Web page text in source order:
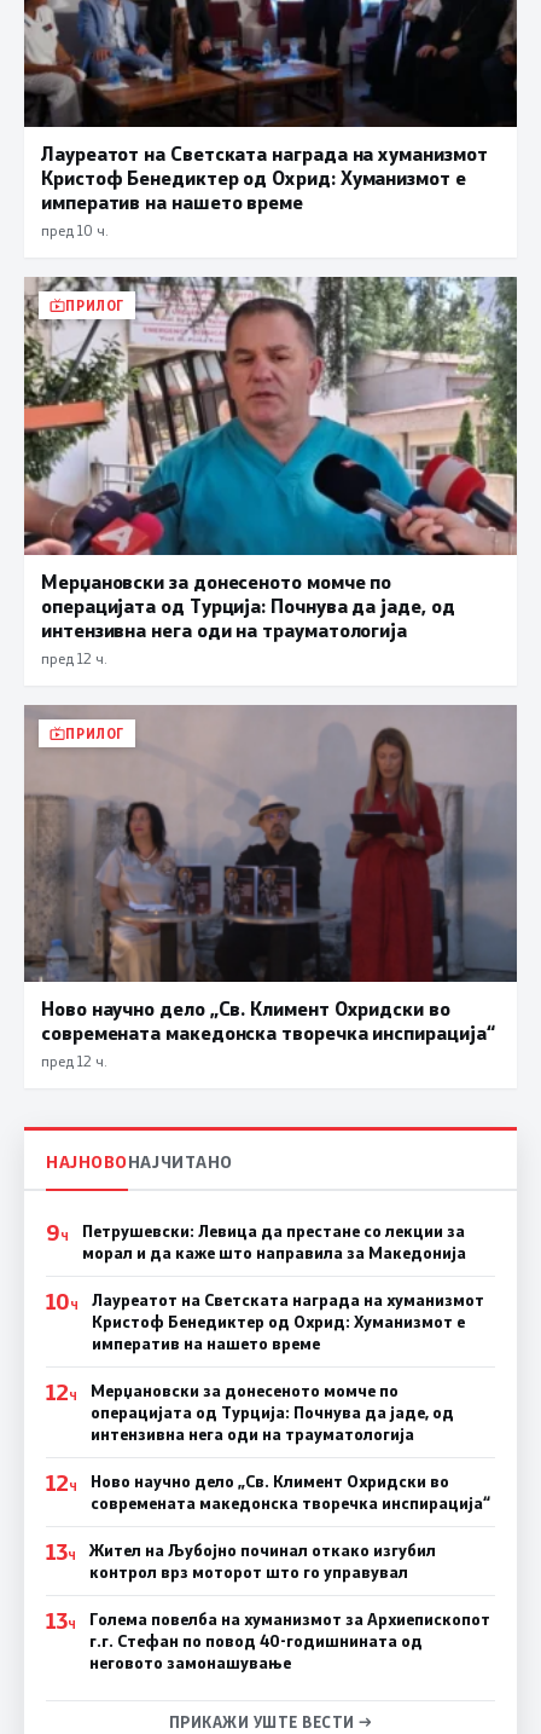
Лауреатот на Светската награда на хуманизмот
Кристоф Бенедиктер од Охрид: Хуманизмот е
императив на нашето време
пред 10 ч.
ПРИЛОГ
Мерџановски за донесеното момче по
операцијата од Турција: Почнува да јаде, од
интензивна нега оди на трауматологија
пред 12 ч.
ПРИЛОГ
Ново научно дело „Св. Климент Охридски во
современата македонска творечка инспирација“
пред 12 ч.
НАЈНОВОНАЈЧИТАНО
9Ч
Петрушевски: Левица да престане со лекции за
морал и да каже што направила за Македонија
10Ч
Лауреатот на Светската награда на хуманизмот
Кристоф Бенедиктер од Охрид: Хуманизмот е
императив на нашето време
12Ч
Мерџановски за донесеното момче по
операцијата од Турција: Почнува да јаде, од
интензивна нега оди на трауматологија
12Ч
Ново научно дело „Св. Климент Охридски во
современата македонска творечка инспирација“
13Ч
Жител на Љубојно починал откако изгубил
контрол врз моторот што го управувал
13Ч
Голема повелба на хуманизмот за Архиепископот
г.г. Стефан по повод 40-годишнината од
неговото замонашување
ПРИКАЖИ УШТЕ ВЕСТИ →